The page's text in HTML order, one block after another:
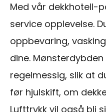
Med vår dekkhotell-
service opplevelse.
oppbevaring,
dine. Mønsterdybden
regelmessig, slik at
før hjulskift, om
Lufttrykk vil også bli